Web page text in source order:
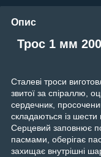
Опис
Трос 1 мм
Сталеві троси
звитої за спіраллю,
сердечник,
складаються із
Серцевий заповнює
пасмами, оберігає
захищає внутрішні